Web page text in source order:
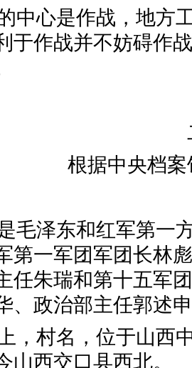
中心是作战，地方
于作战并不妨碍作
根据中央档
毛泽东和红军第一
第一军团军团长林
任朱瑞和第十五军
、政治部主任郭述
，村名，位于山西
山西交口县西北。